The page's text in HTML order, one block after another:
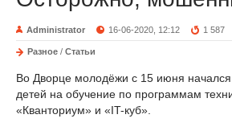
Administrator 16-06-2020, 12:12 1 587
Разное / Статьи
Во Дворце молодёжи с 15 июня
детей на обучение по программам
«Кванториум» и «IT-куб».